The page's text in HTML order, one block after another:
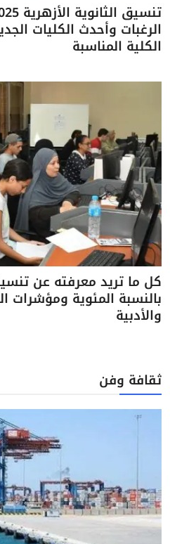
الرغبات وأحدث الكليات
الكلية المناسبة
بالنسبة المئوية ومؤشرات
والأدبية
ثقافة وفن